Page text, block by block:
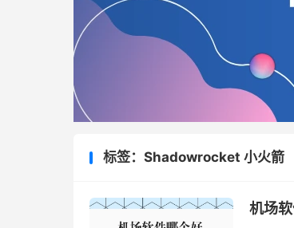
标签：Shadowrocket 小火箭
机场